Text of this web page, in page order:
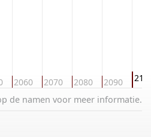
2060 2070 2080 2090
de namen voor meer informatie.